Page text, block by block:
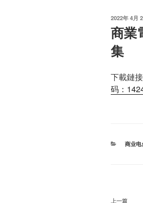
发
于
2022年 4月
商業
集
下載鏈接
码：1424
分
商业电
文
上一篇